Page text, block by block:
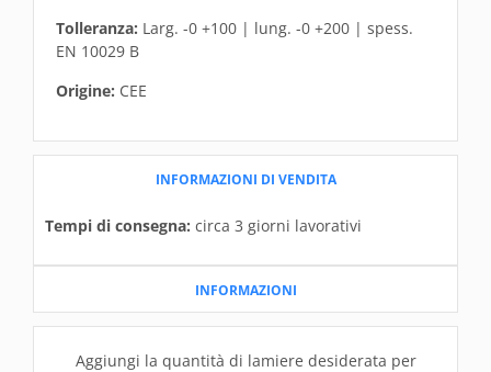
Tolleranza: Larg. -0 +100 | lung. -0 +200 | spess.
EN 10029 B
Origine: CEE
INFORMAZIONI DI VENDITA
Tempi di consegna: circa 3 giorni lavorativi
INFORMAZIONI
Aggiungi la quantità di lamiere desiderata per